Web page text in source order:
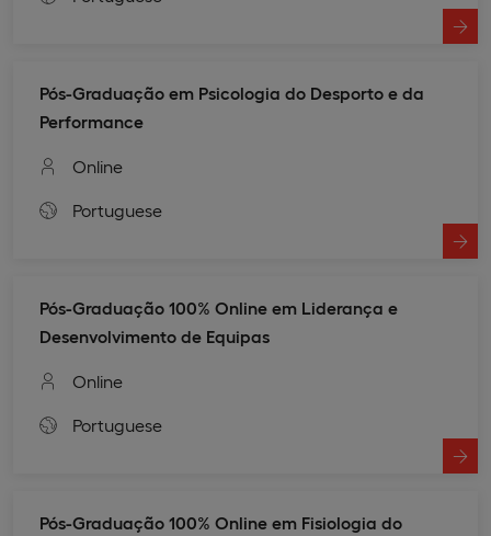
Pós-Graduação em Psicologia do Desporto e da
Performance
Online
Portuguese
Pós-Graduação 100% Online em Liderança e
Desenvolvimento de Equipas
Online
Portuguese
Pós-Graduação 100% Online em Fisiologia do